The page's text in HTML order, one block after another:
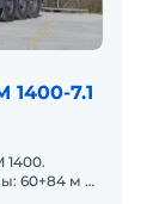
1400-7.1
1400.